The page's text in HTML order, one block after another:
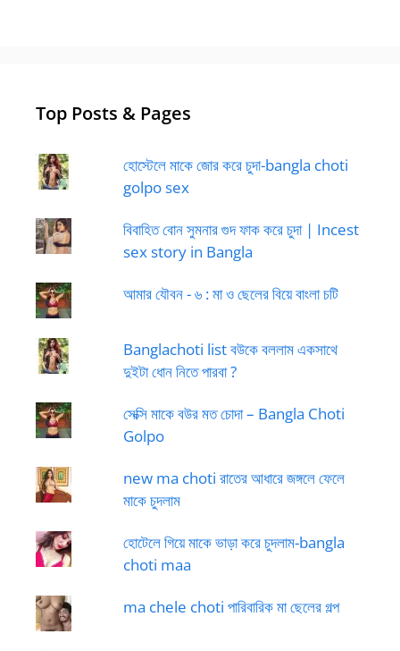
Top Posts & Pages
হোস্টেলে মাকে জোর করে চুদা-bangla choti
golpo sex
বিবাহিত বোন সুমনার গুদ ফাক করে চুদা | Incest
sex story in Bangla
আমার যৌবন - ৬ : মা ও ছেলের বিয়ে বাংলা চটি
Banglachoti list বউকে বললাম একসাথে
দুইটা ধোন নিতে পারবা ?
সেক্সি মাকে বউর মত চোদা – Bangla Choti
Golpo
new ma choti রাতের আধারে জঙ্গলে ফেলে
মাকে চুদলাম
হোটেলে গিয়ে মাকে ভাড়া করে চুদলাম-bangla
choti maa
ma chele choti পারিবারিক মা ছেলের গল্প